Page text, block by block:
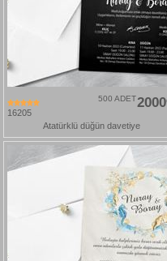
16205
2000
500 ADET
Atatürklü düğün davetiye